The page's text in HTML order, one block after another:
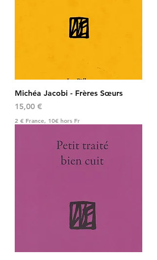
Michéa Jacobi - Frères Sœurs
Prix
15,00 €
2 € France, 10€ hors Fr